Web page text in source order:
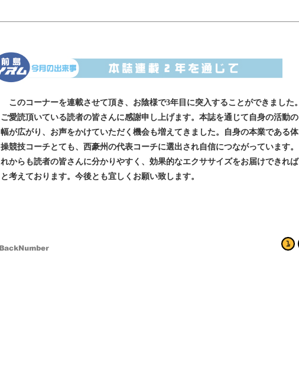
このコーナーを連載させて頂き、お陰様で3年目に突入することができました。
ご愛読頂いている読者の皆さんに感謝申し上げます。本誌を通じて自身の活動の
幅が広がり、お声をかけていただく機会も増えてきました。自身の本業である体
操競技コーチとても、西豪州の代表コーチに選出され自信につながっています。
れからも読者の皆さんに分かりやすく、効果的なエクササイズをお届けできれば
と考えております。今後とも宜しくお願い致します。